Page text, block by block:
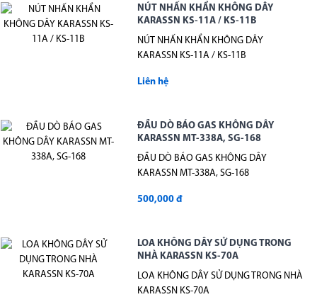
NÚT NHẤN KHẨN KHÔNG DÂY
KARASSN KS-11A / KS-11B
NÚT NHẤN KHẨN KHÔNG DÂY
KARASSN KS-11A / KS-11B
Liên hệ
ĐẦU DÒ BÁO GAS KHÔNG DÂY
KARASSN MT-338A, SG-168
ĐẦU DÒ BÁO GAS KHÔNG DÂY
KARASSN MT-338A, SG-168
500,000 đ
LOA KHÔNG DÂY SỬ DỤNG TRONG
NHÀ KARASSN KS-70A
LOA KHÔNG DÂY SỬ DỤNG TRONG NHÀ
KARASSN KS-70A